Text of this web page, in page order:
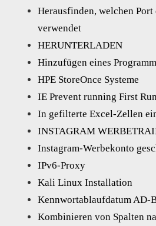
Herausfinden, welchen
verwendet
HERUNTERLADEN
Hinzufügen eines
HPE StoreOnce Systeme
IE Prevent running First
In gefilterte Excel-Zellen
INSTAGRAM
Instagram-Werbekonto
IPv6-Proxy
Kali Linux Installation
Kennwortablaufdatum AD-
Kombinieren von Spalten